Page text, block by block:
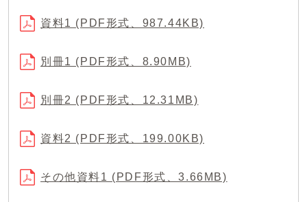
資料1 (PDF形式、987.44KB)
別冊1 (PDF形式、8.90MB)
別冊2 (PDF形式、12.31MB)
資料2 (PDF形式、199.00KB)
その他資料1 (PDF形式、3.66MB)